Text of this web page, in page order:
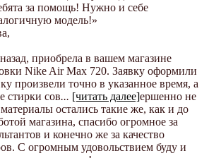
за помощь! Нужно и себе
модель!»
,
приобрела в вашем магазине
Nike Air Max 720. Заявку оформили
произвели точно в указанное время, а
стирки сов... [читать далее]ершенно не
остались такие же, как и до
магазина, спасибо огромное за
и конечно же за качество
С огромным удовольствием буду и